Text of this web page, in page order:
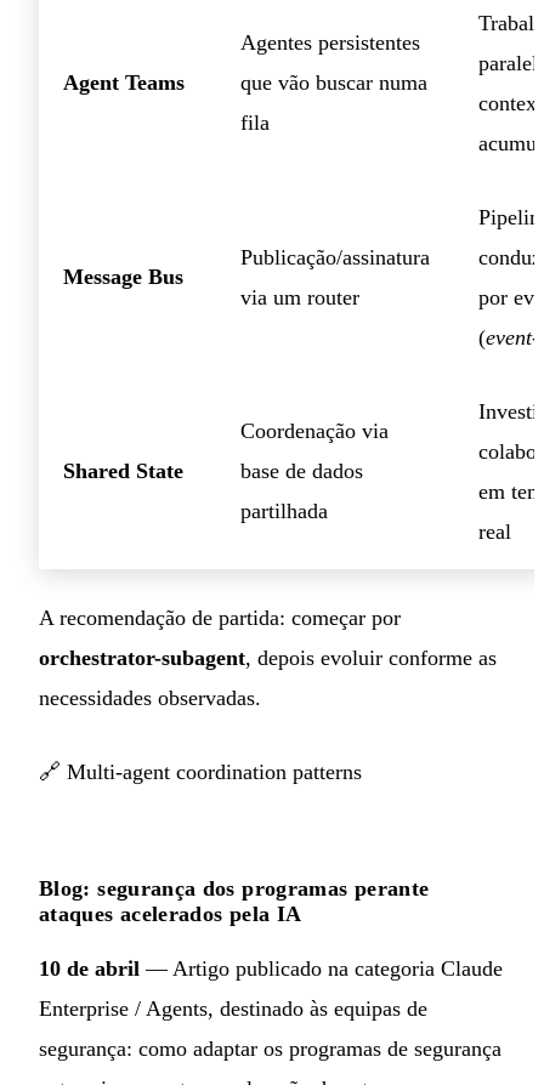
Agent Teams
Agentes persistentes
que vão buscar numa
fila
Message Bus
Publicação/assinatura
via um router
por
(
Shared State
Coordenação via
base de dados
partilhada
em
real
A recomendação de partida: começar por
orchestrator-subagent, depois evoluir conforme as
necessidades observadas.
🔗 Multi-agent coordination patterns
Blog: segurança dos programas perante
ataques acelerados pela IA
10 de abril — Artigo publicado na categoria Claude
Enterprise / Agents, destinado às equipas de
segurança: como adaptar os programas de segurança